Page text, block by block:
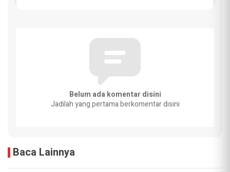
Belum ada komentar disini
Jadilah yang pertama berkomentar disini
Baca Lainnya